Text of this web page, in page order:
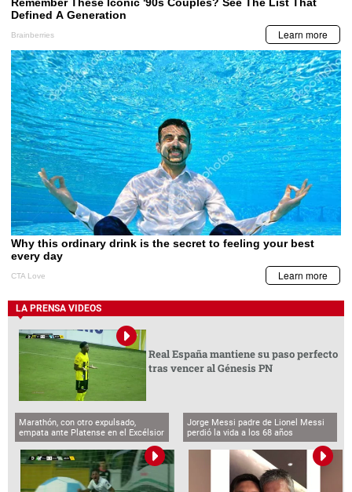
LA PRENSA VIDEOS
Real España mantiene su paso perfecto
tras vencer al Génesis PN
Marathón, con otro expulsado,
empata ante Platense en el Excélsior
Jorge Messi padre de Lionel Messi
perdió la vida a los 68 años